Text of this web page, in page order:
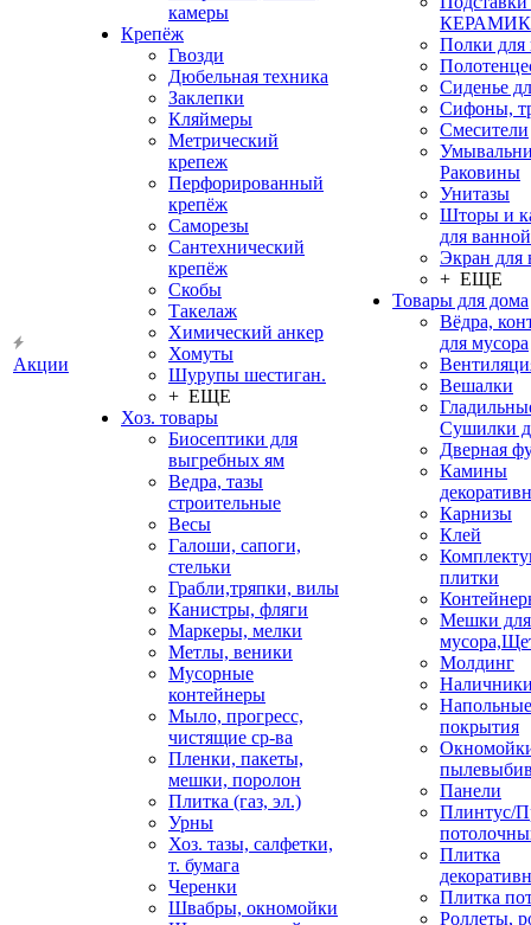
Акции
камеры
Крепёж
Гвозди
Дюбельная техника
Заклепки
Кляймеры
Метрический
крепеж
Перфорированный
крепёж
Саморезы
Сантехнический
крепёж
Скобы
Такелаж
Химический анкер
Хомуты
Шурупы шестиган.
+ ЕЩЕ
Хоз. товары
Биосептики для
выгребных ям
Ведра, тазы
строительные
Весы
Галоши, сапоги,
стельки
Грабли,тряпки, вилы
Канистры, фляги
Маркеры, мелки
Метлы, веники
Мусорные
контейнеры
Мыло, прогресс,
чистящие ср-ва
Пленки, пакеты,
мешки, поролон
Плитка (газ, эл.)
Урны
Хоз. тазы, салфетки,
т. бумага
Черенки
Швабры, окномойки
Полки для
Сиденье
Сифоны,
Смесители
Раковины
Унитазы
Шторы и
для ванной
Экран для
+ ЕЩЕ
Товары для дома
Вёдра,
для мусора
Вешалки
Сушилки
Дверная
Камины
Карнизы
Клей
плитки
Мешки для
Молдинг
Напольные
покрытия
Панели
Плинтус/
Плитка
Плитка
Роллеты,